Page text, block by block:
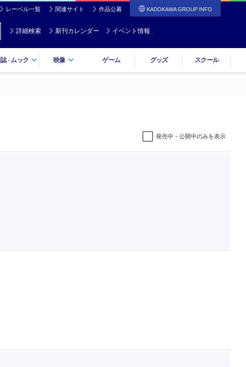
レーベル一覧 関連サイト 作品公募 KADOKAWA GROUP INFO
詳細検索 新刊カレンダー イベント情報
・ ムック 映像 ゲーム グッズ スクール
発売中・公開中のみを表示